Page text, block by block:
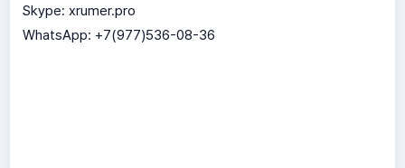
Skype: xrumer.pro
WhatsApp: +7(977)536-08-36